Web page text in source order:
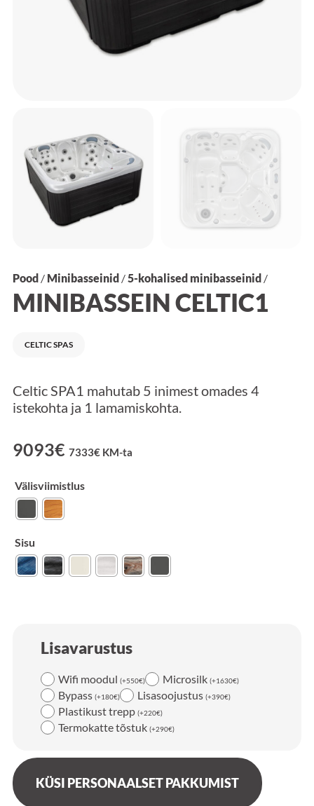
MINIBASSEIN CELTIC1
Pood / Minibasseinid /5-kohalised minibasseinid /
9093€ 7333€KM-ta
Celtic SPA1 mahutab 5 inimest omades 4
istekohta ja 1 lamamiskohta.
Välisviimistlus
Sisu
Lisavarustus
Wifi moodul (+550€) Microsilk (+1630€)
Bypass (+180€) Lisasoojustus (+390€)
Plastikust trepp (+220€)
Termokatte tõstuk (+290€)
KÜSI PERSONAALSET PAKKUMIST
CELTIC SPAS